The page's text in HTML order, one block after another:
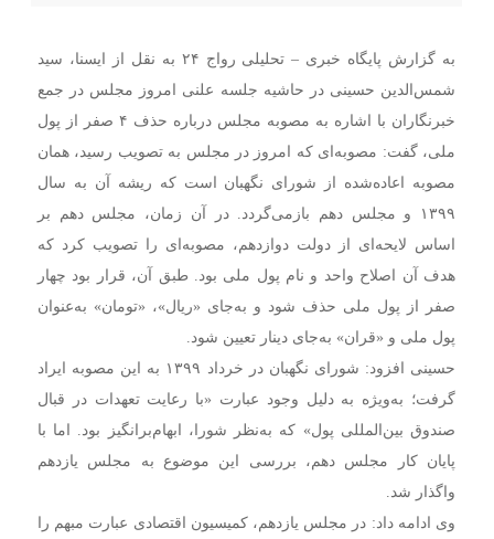
به گزارش پایگاه خبری – تحلیلی رواج ۲۴ به نقل از ایسنا، سید
شمس‌الدین حسینی در حاشیه جلسه علنی امروز مجلس در جمع
خبرنگاران با اشاره به مصوبه مجلس درباره حذف ۴ صفر از پول
ملی، گفت: مصوبه‌ای که امروز در مجلس به تصویب رسید، همان
مصوبه اعاده‌شده از شورای نگهبان است که ریشه آن به سال
۱۳۹۹ و مجلس دهم بازمی‌گردد. در آن زمان، مجلس دهم بر
اساس لایحه‌ای از دولت دوازدهم، مصوبه‌ای را تصویب کرد که
هدف آن اصلاح واحد و نام پول ملی بود. طبق آن، قرار بود چهار
صفر از پول ملی حذف شود و به‌جای «ریال»، «تومان» به‌عنوان
پول ملی و «قران» به‌جای دینار تعیین شود.
حسینی افزود: شورای نگهبان در خرداد ۱۳۹۹ به این مصوبه ایراد
گرفت؛ به‌ویژه به دلیل وجود عبارت «با رعایت تعهدات در قبال
صندوق بین‌المللی پول» که به‌نظر شورا، ابهام‌برانگیز بود. اما با
پایان کار مجلس دهم، بررسی این موضوع به مجلس یازدهم
واگذار شد.
وی ادامه داد: در مجلس یازدهم، کمیسیون اقتصادی عبارت مبهم را